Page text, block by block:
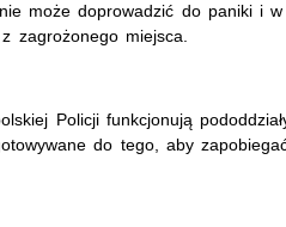
może doprowadzić do paniki i
zagrożonego miejsca.
Policji funkcjonują
do tego, aby